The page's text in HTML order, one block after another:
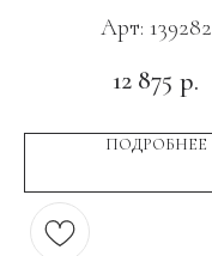
зеленые
Арт: 139282
12 875 р.
ПОДРОБНЕЕ